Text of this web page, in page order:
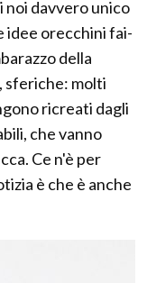
noi davvero unico
idee orecchini fai-
della
sferiche: molti
ricreati dagli
che vanno
Ce n'è per
è che è anche